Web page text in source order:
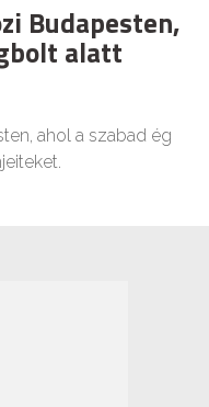
Budapesten,
alatt
ahol a szabad ég